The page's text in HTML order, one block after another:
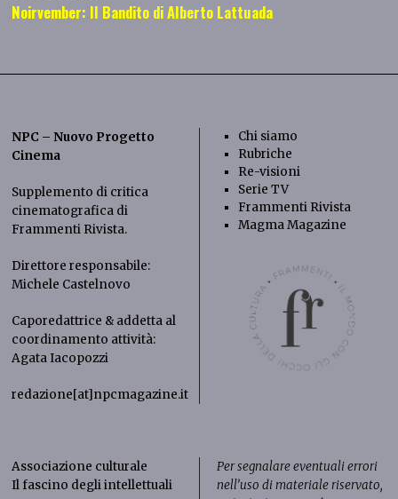
Noirvember: Il Bandito di Alberto Lattuada
NPC – Nuovo Progetto
Cinema
Supplemento di critica
cinematografica di
Frammenti Rivista.
Direttore responsabile:
Michele Castelnovo
Caporedattrice & addetta al
coordinamento attività:
Agata Iacopozzi
redazione[at]npcmagazine.it
Chi siamo
Rubriche
Re-visioni
Serie TV
Frammenti Rivista
Magma Magazine
Associazione culturale
Il fascino degli intellettuali
Per segnalare eventuali errori
nell’uso di materiale riservato,